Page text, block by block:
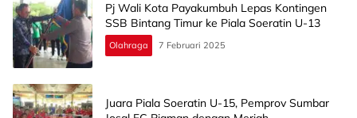
Pj Wali Kota Payakumbuh Lepas Kontingen
SSB Bintang Timur ke Piala Soeratin U-13
Olahraga 7 Februari 2025
Juara Piala Soeratin U-15, Pemprov Sumbar